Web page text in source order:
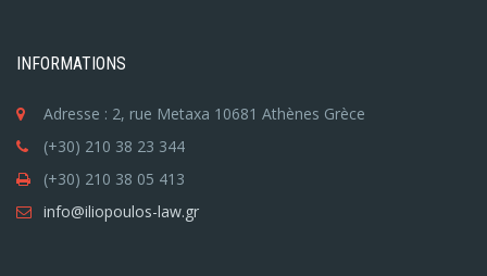
INFORMATIONS
Adresse : 2, rue Metaxa 10681 Athènes Grèce
(+30) 210 38 23 344
(+30) 210 38 05 413
info@iliopoulos-law.gr